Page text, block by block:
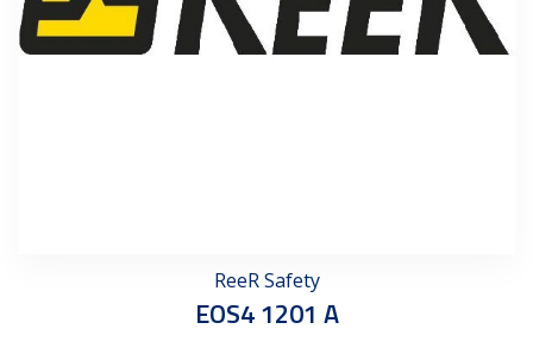
ReeR Safety
EOS4 1201 A